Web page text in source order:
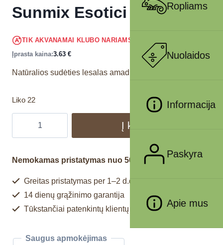
Ropliams
Nuolaidos
Informacija
Paskyra
Apie mus
Sunmix Esotici 850 g
TIK AKVANAMAI KLUBO NARIAMS 3.45€
Įprasta kaina:3.63 €
Natūralios sudėties lesalas amadinams.
Liko 22
Į krepšelį
Nemokamas pristatymas nuo 50€
Greitas pristatymas per 1–2 d.d.
14 dienų grąžinimo garantija
Tūkstančiai patenkintų klientų
Saugus apmokėjimas